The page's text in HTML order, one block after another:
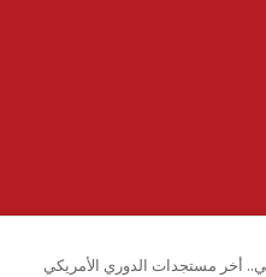
أخر مستجدات الدوري الأمريكي